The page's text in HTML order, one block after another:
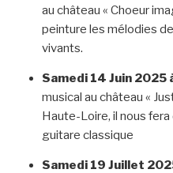
au château « Choeur
peinture les mélodies
vivants.
Samedi 14 Juin 2025
musical au château «
Haute-Loire, il nous
guitare classique
Samedi 19 Juillet